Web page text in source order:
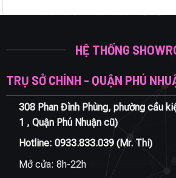
HỆ THỐNG
TRỤ SỞ CHÍNH - QUẬN PHÚ
308 Phan Đình Phùng, phường cầu
1 , Quận Phú Nhuận cũ)
Hotline: 0933.833.039(Mr. Thi)
Mở cửa: 8h-22h